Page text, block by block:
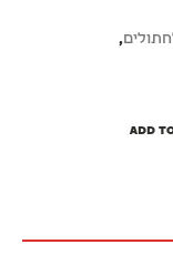
,
ADD